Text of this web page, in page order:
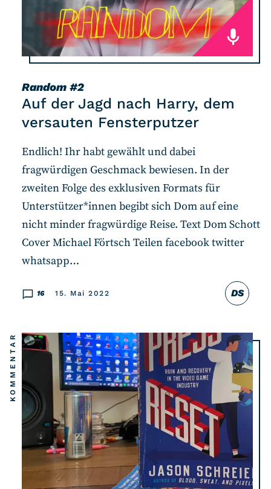
Random #2
Auf der Jagd nach Harry, dem
versauten Fensterputzer
DS
16 15. Mai 2022
Endlich! Ihr habt gewählt und dabei
fragwürdigen Geschmack bewiesen. In der
zweiten Folge des exklusiven Formats für
Unterstützer*innen begibt sich Dom auf eine
nicht minder fragwürdige Reise. Text Dom Schott
Cover Michael Förtsch Teilen facebook twitter
whatsapp…
KOMMENTAR